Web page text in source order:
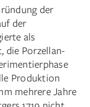
der
der
als
die Porzellan-
Produktion
mehrere Jahre